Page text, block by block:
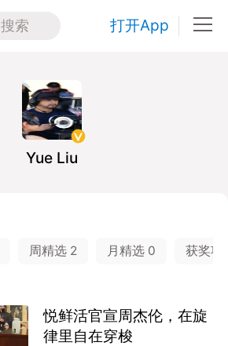
搜索 打开App
Yue Liu
周精选 2 月精选 0 获奖项
悦鲜活官宣周杰伦，在旋
律里自在穿梭